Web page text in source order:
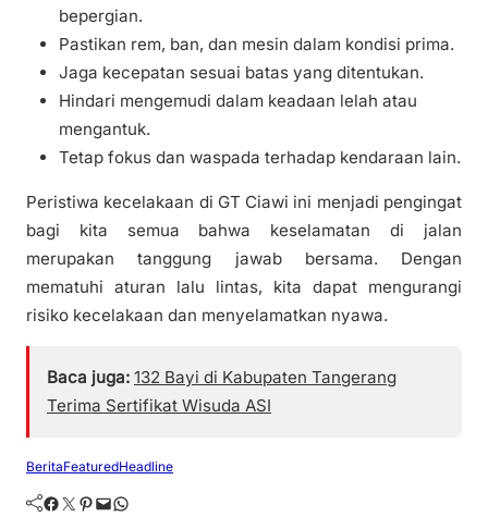
bepergian.
Pastikan rem, ban, dan mesin dalam kondisi prima.
Jaga kecepatan sesuai batas yang ditentukan.
Hindari mengemudi dalam keadaan lelah atau
mengantuk.
Tetap fokus dan waspada terhadap kendaraan lain.
Peristiwa kecelakaan di GT Ciawi ini menjadi pengingat
bagi kita semua bahwa keselamatan di jalan
merupakan tanggung jawab bersama. Dengan
mematuhi aturan lalu lintas, kita dapat mengurangi
risiko kecelakaan dan menyelamatkan nyawa.
Baca juga: 132 Bayi di Kabupaten Tangerang
Terima Sertifikat Wisuda ASI
BeritaFeaturedHeadline
Facebook Twitter Pinterest Mail WhatsApp